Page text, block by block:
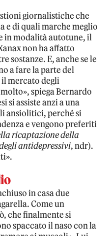
giornalistiche che
e di quali marche meglio
in modalità autotune, il
non ha affatto
sostanze. E, anche se le
a fare la parte del
mercato degli
spiega Bernardo
si assiste anzi a una
ansiolitici, perché si
e vengono preferiti
ricaptazione della
antidepressivi, ndr).
in casa due
Come un
che finalmente si
spaccato il naso con la